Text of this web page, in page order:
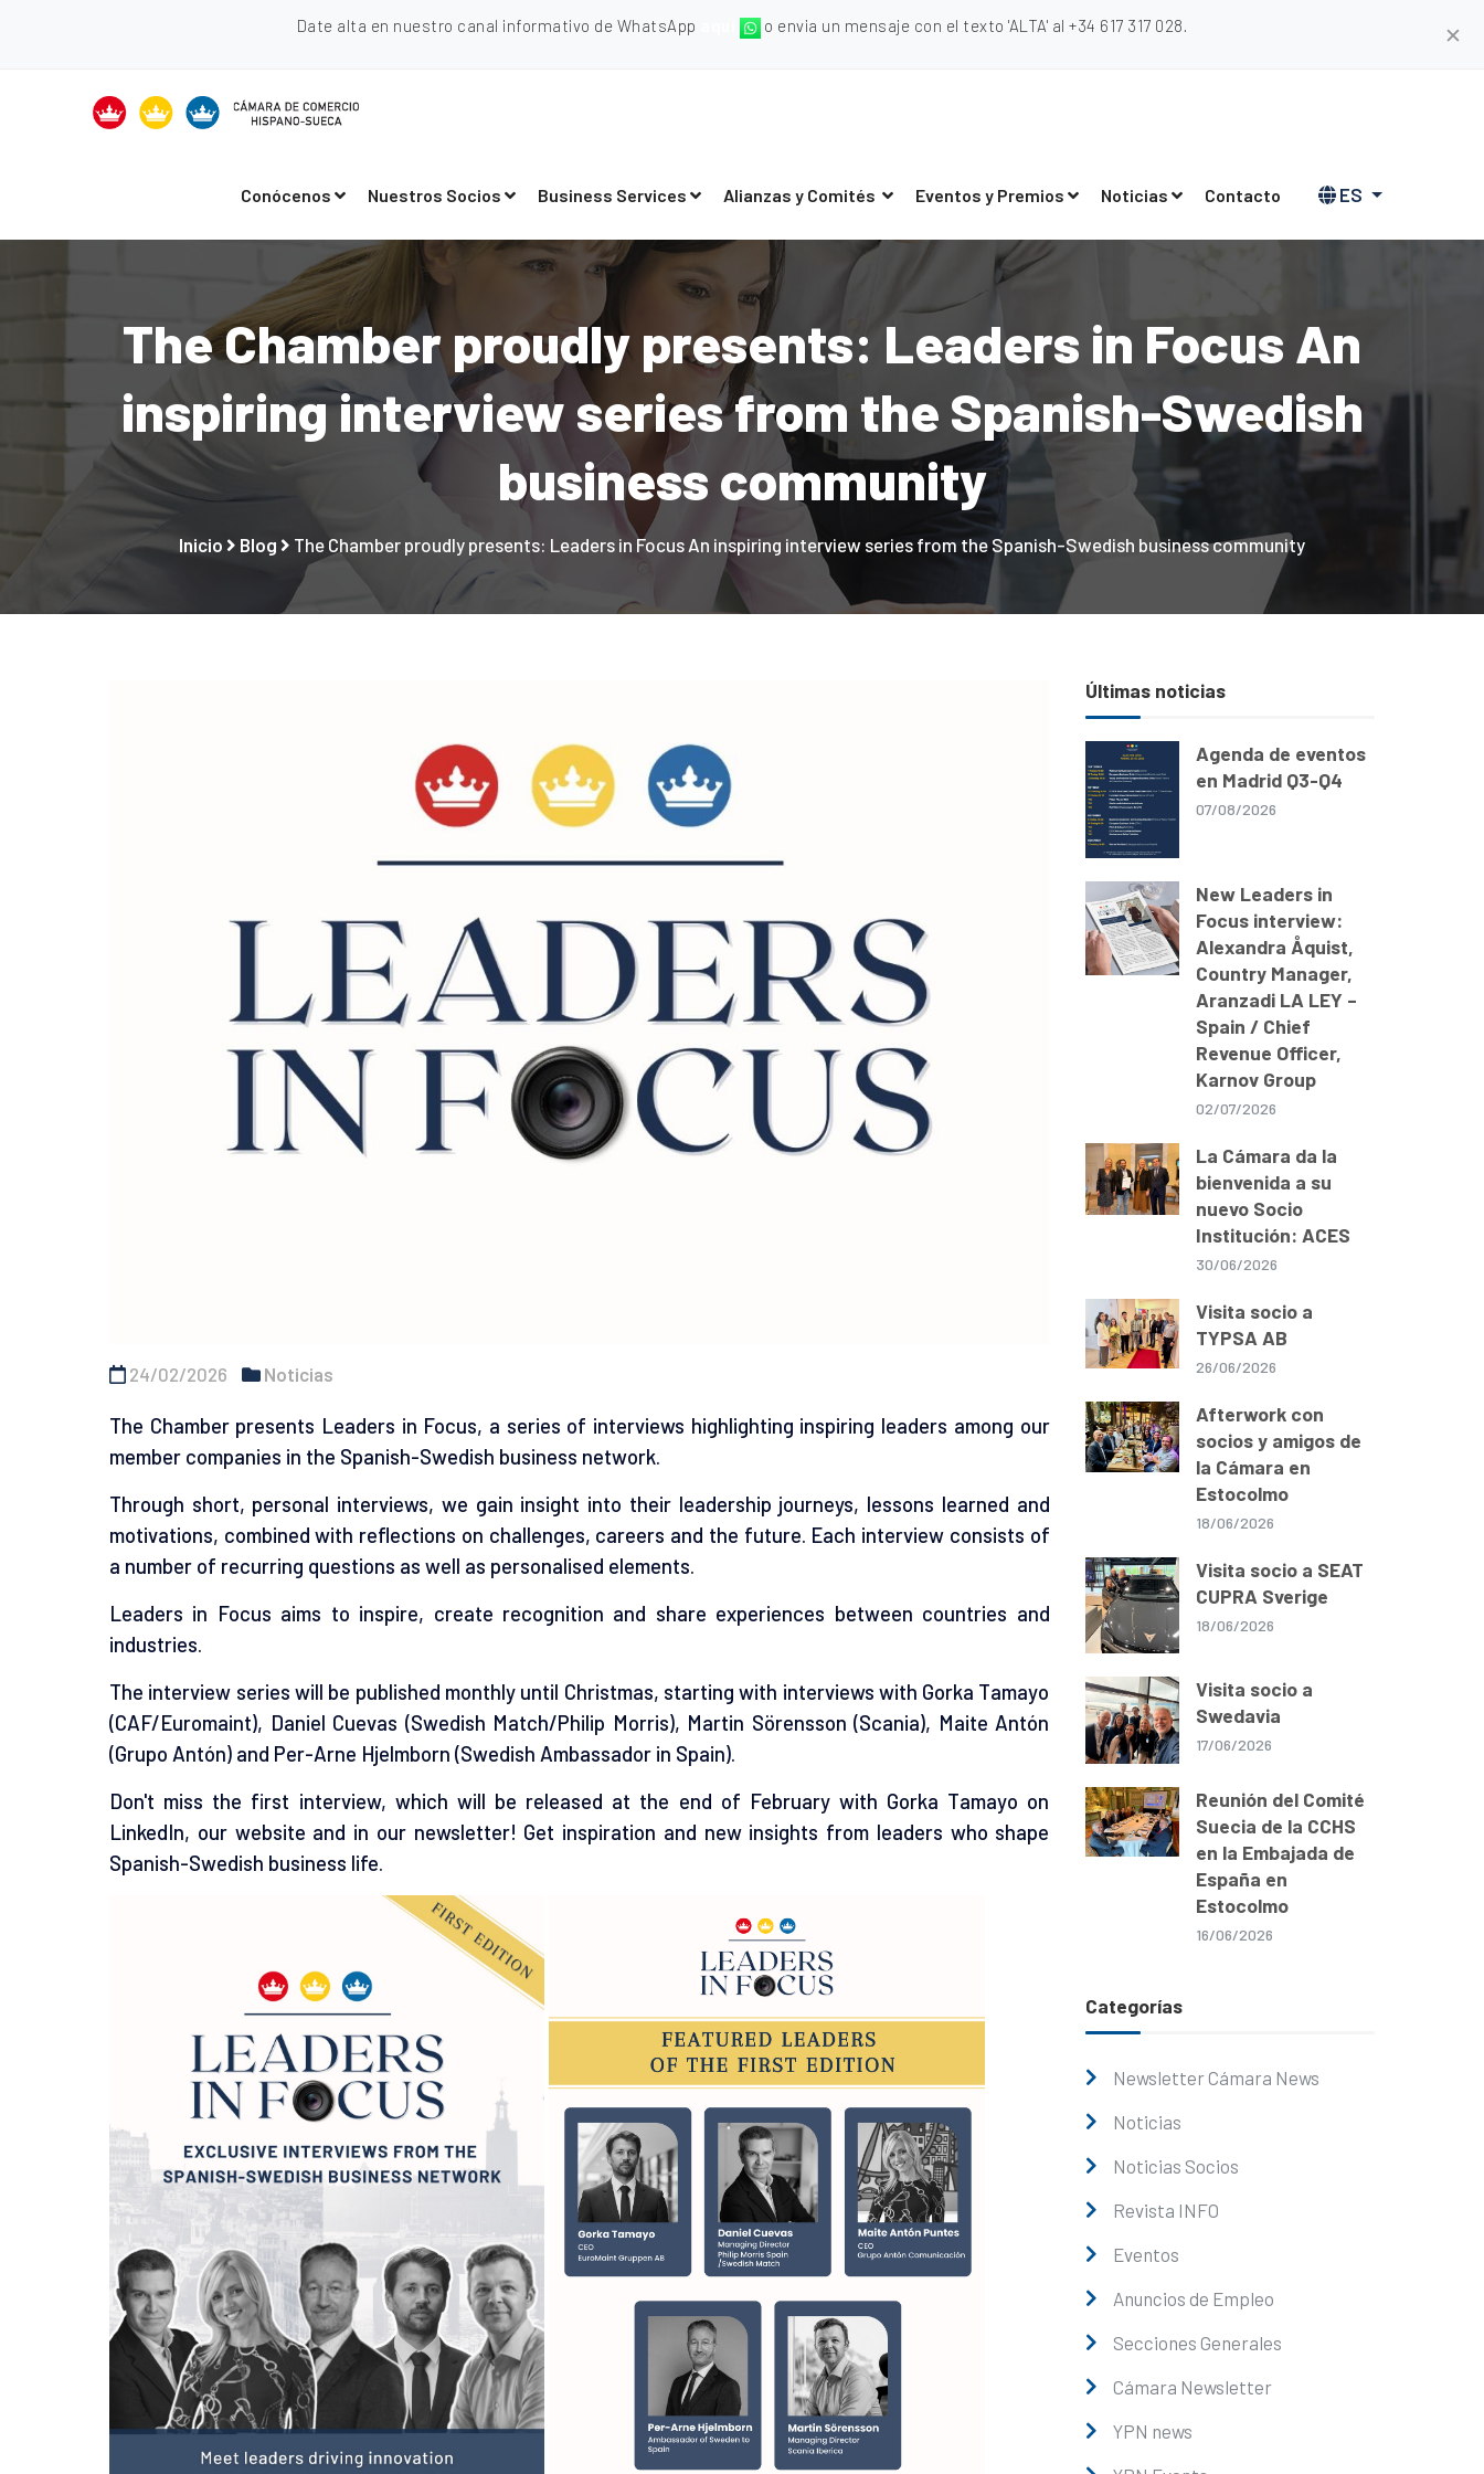
Date alta en nuestro canal informativo de WhatsApp o envia un mensaje con el texto 'ALTA' al +34 617 317 028. ✕
Conócenos Nuestros Socios Business Services Alianzas y Comités Eventos y Premios Noticias Contacto ES
The Chamber proudly presents: Leaders in Focus An
inspiring interview series from the Spanish-Swedish
business community
Inicio Blog The Chamber proudly presents: Leaders in Focus An inspiring interview series from the Spanish-Swedish business community
24/02/2026 Noticias
The Chamber presents Leaders in Focus, a series of interviews highlighting inspiring leaders among our
member companies in the Spanish-Swedish business network.
Through short, personal interviews, we gain insight into their leadership journeys, lessons learned and
motivations, combined with reflections on challenges, careers and the future. Each interview consists of
a number of recurring questions as well as personalised elements.
Leaders in Focus aims to inspire, create recognition and share experiences between countries and
industries.
The interview series will be published monthly until Christmas, starting with interviews with Gorka Tamayo
(CAF/Euromaint), Daniel Cuevas (Swedish Match/Philip Morris), Martin Sörensson (Scania), Maite Antón
(Grupo Antón) and Per-Arne Hjelmborn (Swedish Ambassador in Spain).
Don't miss the first interview, which will be released at the end of February with Gorka Tamayo on
LinkedIn, our website and in our newsletter! Get inspiration and new insights from leaders who shape
Spanish-Swedish business life.
Últimas noticias
Agenda de eventos
en Madrid Q3-Q4
07/08/2026
New Leaders in
Focus interview:
Alexandra Åquist,
Country Manager,
Aranzadi LA LEY –
Spain / Chief
Revenue Officer,
Karnov Group
02/07/2026
La Cámara da la
bienvenida a su
nuevo Socio
Institución: ACES
30/06/2026
Visita socio a
TYPSA AB
26/06/2026
Afterwork con
socios y amigos de
la Cámara en
Estocolmo
18/06/2026
Visita socio a SEAT
CUPRA Sverige
18/06/2026
Visita socio a
Swedavia
17/06/2026
Reunión del Comité
Suecia de la CCHS
en la Embajada de
España en
Estocolmo
16/06/2026
Categorías
Newsletter Cámara News
Noticias
Noticias Socios
Revista INFO
Eventos
Anuncios de Empleo
Secciones Generales
Cámara Newsletter
YPN news